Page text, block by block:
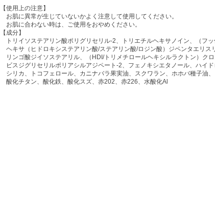
【使用上の注意】
お肌に異常が生じていないかよく注意して使用してください。
お肌に合わない時は、ご使用をおやめください。
【成分】
トリイソステアリン酸ポリグリセリル-2、トリエチルヘキサノイン、（フッ
ヘキサ（ヒドロキシステアリン酸/ステアリン酸/ロジン酸）ジペンタエリス
リンゴ酸ジイソステアリル、（HDI/トリメチロールヘキシルラクトン）クロ
ビスジグリセリルポリアシルアジペート-2、フェノキシエタノール、ハイド
シリカ、トコフェロール、カニナバラ果実油、スクワラン、ホホバ種子油
酸化チタン、酸化鉄、酸化スズ、赤202、赤226、水酸化Al